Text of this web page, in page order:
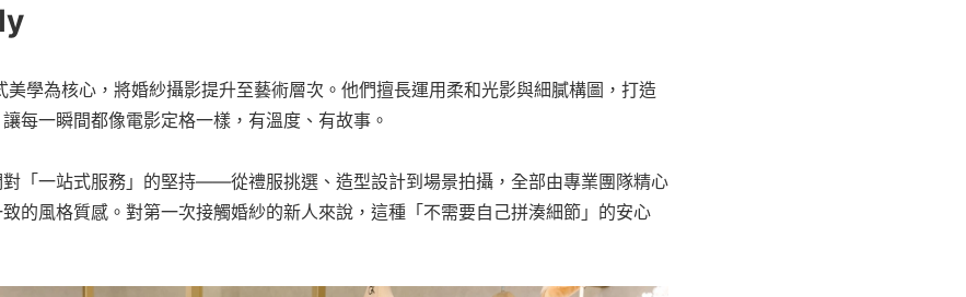
美學為核心，將婚紗攝影提升至藝術層次。他們擅長運用柔和光影與細膩構圖，打造
每一瞬間都像電影定格一樣，有溫度、有故事。
「一站式服務」的堅持——從禮服挑選、造型設計到場景拍攝，全部由專業團隊精心
的風格質感。對第一次接觸婚紗的新人來說，這種「不需要自己拼湊細節」的安心